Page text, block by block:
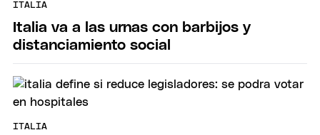
ITALIA
Italia va a las urnas con barbijos y
distanciamiento social
ITALIA